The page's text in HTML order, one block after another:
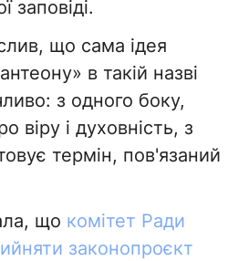
заповіді.
що сама ідея
в такій назві
з одного боку,
віру і духовність, з
термін, пов'язаний
що комітет Ради
законопроєкт